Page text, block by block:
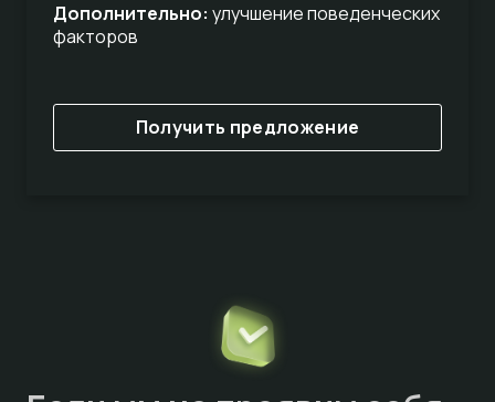
Дополнительно: улучшение поведенческих
факторов
Получить предложение